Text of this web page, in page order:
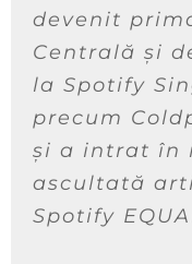
devenit
Centrală și
la Spotify
precum
și a intrat în
ascultată
Spotify